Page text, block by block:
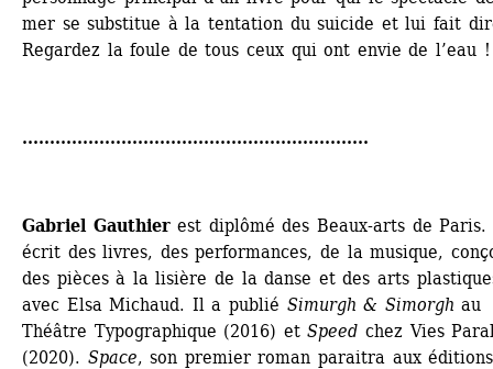
mer se substitue à la tentation du suicide et lui fait
Regardez la foule de tous ceux qui ont envie de l’eau
...............................................................
Gabriel Gauthier est diplômé des Beaux-arts de
écrit des livres, des performances, de la musique,
des pièces à la lisière de la danse et des arts
avec Elsa Michaud. Il a publié Simurgh & Simorgh au
Théâtre Typographique (2016) et Speed chez Vies
(2020). Space, son premier roman paraitra aux éditions